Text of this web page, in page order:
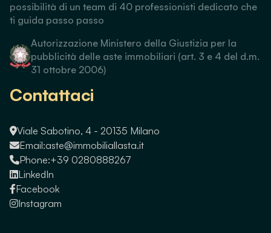
possibilità di un team di 40 professionisti dedicato che
ti guida passo passo
Autorizzazione Ministero della Giustizia per la
pubblicità delle aste immobiliari (art. 3 e 4 del d.m.
31 ottobre 2006)
Contattaci
Viale Sabotino, 4 - 20135 Milano
Email:aste@immobiliallasta.it
Phone:+39 0280888267
LinkedIn
Facebook
Instagram